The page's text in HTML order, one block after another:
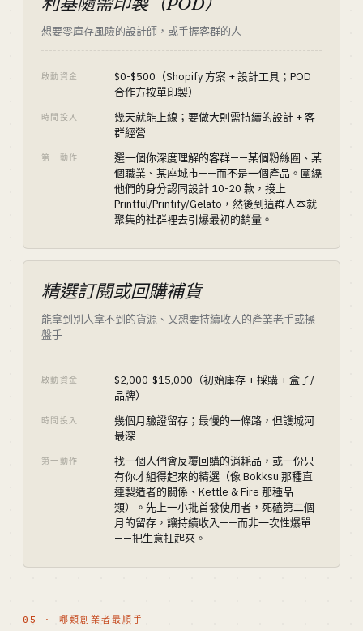
想要零庫存風險的設計師，或手握客群的人
啟動資金
$0-$500（Shopify 方案 + 設計工具；POD
合作方按單印製）
時間投入
幾天就能上線；要做大則需持續的設計 + 客
群經營
第一動作
選一個你深度理解的客群——某個粉絲圈、某
個職業、某座城市——而不是一個產品。圍繞
他們的身分認同設計 10-20 款，接上
Printful/Printify/Gelato，然後到這群人本就
聚集的社群裡去引爆最初的銷量。
精選訂閱或回購補貨
能拿到別人拿不到的貨源、又想要持續收入的產業老手或操
盤手
啟動資金
$2,000-$15,000（初始庫存 + 採購 + 盒子/
品牌）
時間投入
幾個月驗證留存；最慢的一條路，但護城河
最深
第一動作
找一個人們會反覆回購的消耗品，或一份只
有你才組得起來的精選（像 Bokksu 那種直
連製造者的關係、Kettle & Fire 那種品
類）。先上一小批首發使用者，死磕第二個
月的留存，讓持續收入——而非一次性爆單
——把生意扛起來。
05 · 哪類創業者最順手